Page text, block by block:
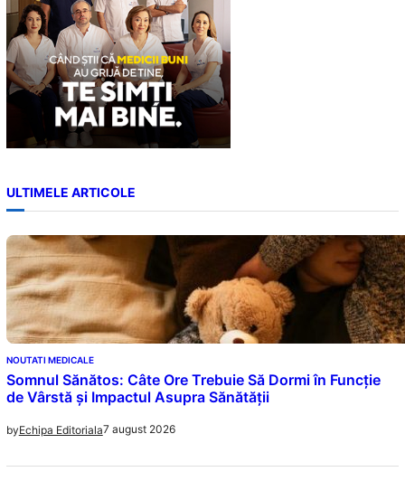
ULTIMELE ARTICOLE
NOUTATI MEDICALE
Somnul Sănătos: Câte Ore Trebuie Să Dormi în Funcție
de Vârstă și Impactul Asupra Sănătății
byEchipa Editoriala7 august 2026